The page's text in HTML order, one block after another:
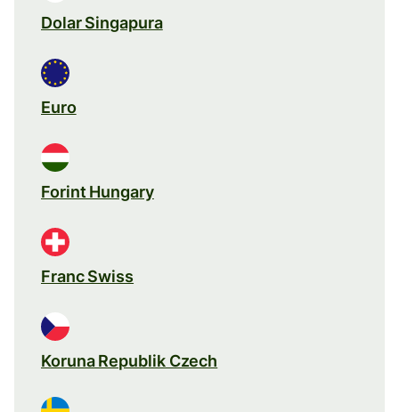
Dolar Singapura
Euro
Forint Hungary
Franc Swiss
Koruna Republik Czech